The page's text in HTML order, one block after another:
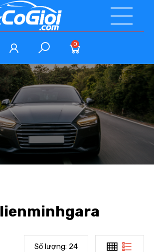
0
lienminhgara
Số lượng: 24